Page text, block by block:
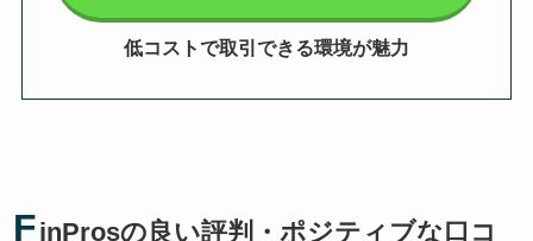
低コストで取引できる環境が魅力
FinProsの良い評判・ポジティブな口コ